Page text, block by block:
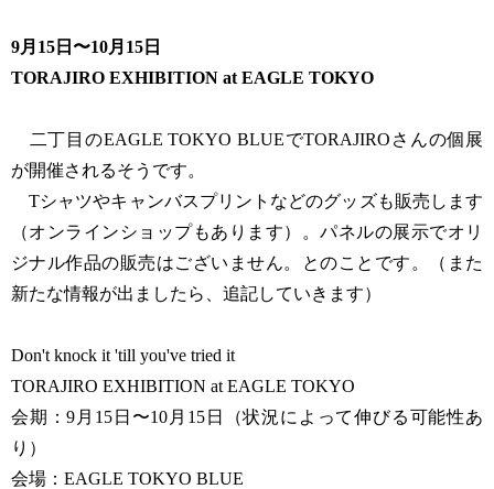
9月15日〜10月15日
TORAJIRO EXHIBITION at EAGLE TOKYO
二丁目のEAGLE TOKYO BLUEでTORAJIROさんの個展
が開催されるそうです。
Tシャツやキャンバスプリントなどのグッズも販売します
（オンラインショップもあります）。パネルの展示でオリ
ジナル作品の販売はございません。とのことです。（また
新たな情報が出ましたら、追記していきます）
Don't knock it 'till you've tried it
TORAJIRO EXHIBITION at EAGLE TOKYO
会期：9月15日〜10月15日（状況によって伸びる可能性あ
り）
会場：EAGLE TOKYO BLUE